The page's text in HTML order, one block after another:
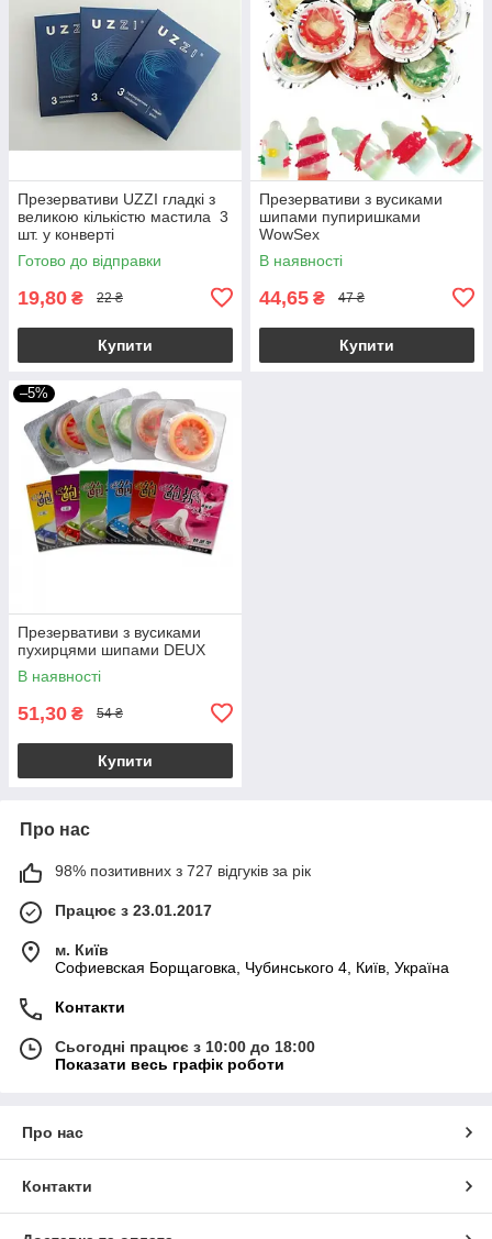
Презервативи UZZI гладкі з
великою кількістю мастила 3
шт. у конверті
Готово до відправки
19,80 ₴ 22 ₴
Купити
Презервативи з вусиками
шипами пупиришками
WowSex
В наявності
44,65 ₴ 47 ₴
Купити
–5%
Презервативи з вусиками
пухирцями шипами DEUX
В наявності
51,30 ₴ 54 ₴
Купити
Про нас
98% позитивних з 727 відгуків за рік
Працює з 23.01.2017
м. Київ
Софиевская Борщаговка, Чубинського 4, Київ, Україна
Контакти
Сьогодні працює з 10:00 до 18:00
Показати весь графік роботи
Про нас
Контакти